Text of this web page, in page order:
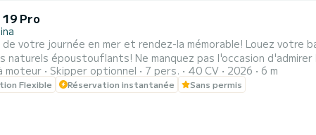
19 Pro
en mer et rendez-la mémorable! Louez votre bateau et découvrez les merveilles uniques de la côte et les
Ne manquez pas l'occasion d'admirer la côte d'un point de vue différent et de plonger dans les
Naxos - Taormina - Mazzarò. Bateau open équipé d'un moteur Mercury 40cv, sans permis bateau. Nos
moteur Skipper optionnel 7 pers. 40 CV 2026 6 m
Flexible Réservation instantanée Sans permis